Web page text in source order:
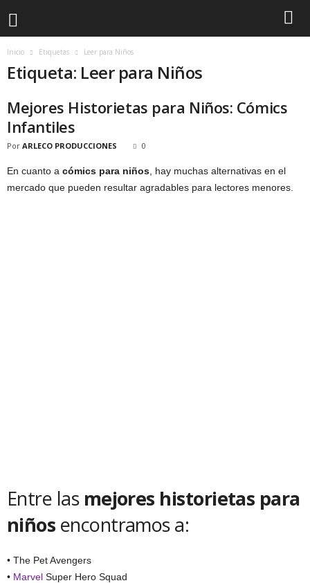
Inicio Etiquetas Leer para Niños
Etiqueta: Leer para Niños
Mejores Historietas para Niños: Cómics
Infantiles
Por ARLECO PRODUCCIONES 0
En cuanto a cómics para niños , hay muchas alternativas en el
mercado que pueden resultar agradables para lectores menores.
Entre las mejores historietas para
niños encontramos a:
• The Pet Avengers
• Marvel Super Hero Squad